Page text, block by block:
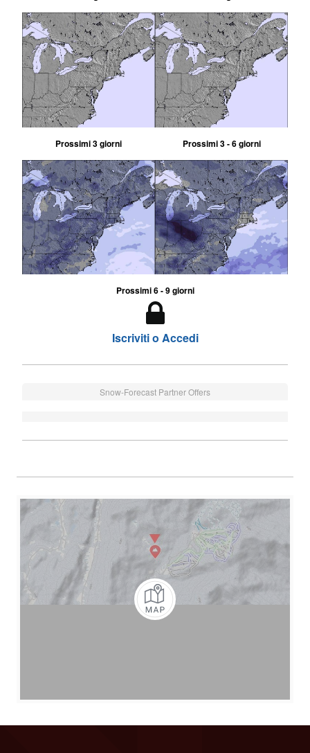
Prossimi 3 giorni Prossimi 3 - 6 giorni
Prossimi 6 - 9 giorni
Iscriviti o Accedi
Snow-Forecast Partner Offers